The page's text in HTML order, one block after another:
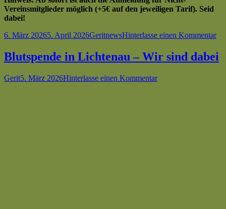
Vereinsmitglieder möglich (+5€ auf den jeweiligen Tarif). Seid
dabei!
Veröffentlicht
6. März 20265. April 2026Autor
GeritKategorien
newsHinterlasse einen Kommentarzu
Blutspende in Lichtenau – Wir sind dabei
Autor
GeritVeröffentlicht
5. März 2026Hinterlasse einen Kommentarzu